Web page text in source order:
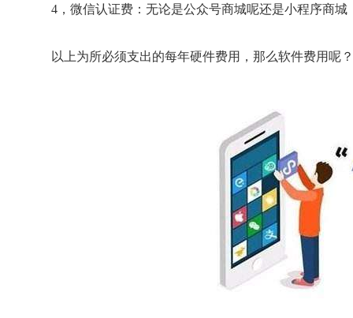
4，微信认证费：无论是公众号商城呢还是小程序商
以上为所必须支出的每年硬件费用，那么软件费用呢？